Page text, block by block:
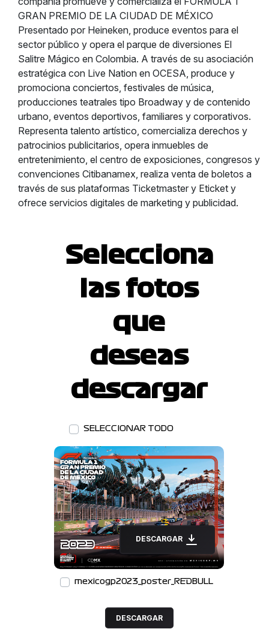
GRAN PREMIO DE LA CIUDAD DE MÉXICO
Presentado por Heineken, produce eventos para el
sector público y opera el parque de diversiones El
Salitre Mágico en Colombia. A través de su asociación
estratégica con Live Nation en OCESA, produce y
promociona conciertos, festivales de música,
producciones teatrales tipo Broadway y de contenido
urbano, eventos deportivos, familiares y corporativos.
Representa talento artístico, comercializa derechos y
patrocinios publicitarios, opera inmuebles de
entretenimiento, el centro de exposiciones, congresos y
convenciones Citibanamex, realiza venta de boletos a
través de sus plataformas Ticketmaster y Eticket y
ofrece servicios digitales de marketing y publicidad.
Selecciona
las fotos
que
deseas
descargar
SELECCIONAR TODO
DESCARGAR
mexicogp2023_poster_REDBULL
DESCARGAR